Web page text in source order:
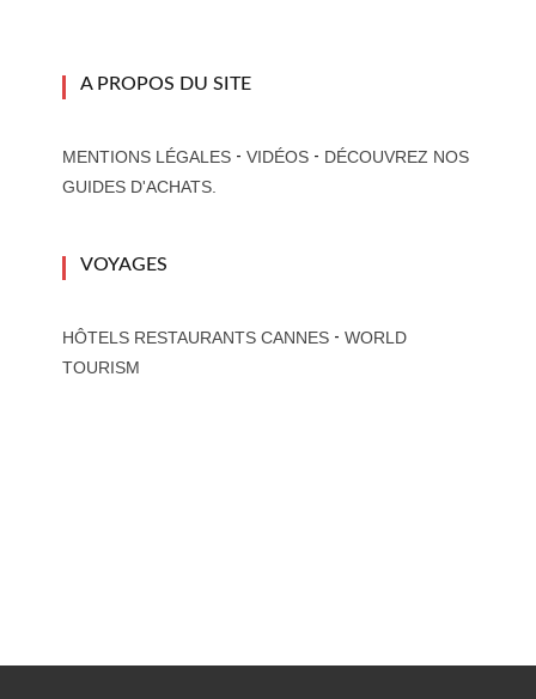
A PROPOS DU SITE
MENTIONS LÉGALES- VIDÉOS- DÉCOUVREZ NOS
GUIDES D'ACHATS.
VOYAGES
HÔTELS RESTAURANTS CANNES- WORLD
TOURISM